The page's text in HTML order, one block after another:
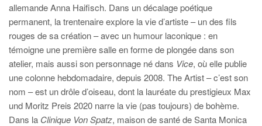
allemande Anna Haifisch. Dans un décalage poétique
permanent, la trentenaire explore la vie d’artiste – un des fils
rouges de sa création – avec un humour laconique : en
témoigne une première salle en forme de plongée dans son
atelier, mais aussi son personnage né dans Vice, où elle publie
une colonne hebdomadaire, depuis 2008. The Artist – c’est son
nom – est un drôle d’oiseau, dont la lauréate du prestigieux Max
und Moritz Preis 2020 narre la vie (pas toujours) de bohème.
Dans la Clinique Von Spatz, maison de santé de Santa Monica